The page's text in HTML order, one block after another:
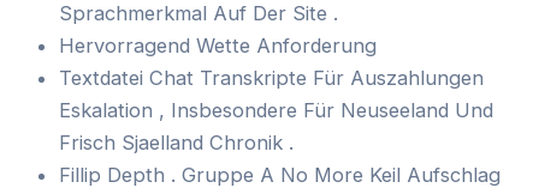
Sprachmerkmal Auf Der Site .
Hervorragend Wette Anforderung
Textdatei Chat Transkripte Für Auszahlungen
Eskalation , Insbesondere Für Neuseeland Und
Frisch Sjaelland Chronik .
Fillip Depth . Gruppe A No More Keil Aufschlag